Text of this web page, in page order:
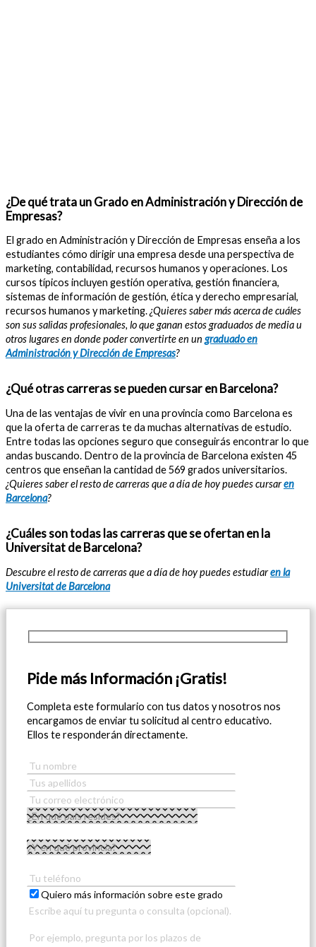
¿De qué trata un Grado en Administración y Dirección de
Empresas?
El grado en Administración y Dirección de Empresas enseña a los
estudiantes cómo dirigir una empresa desde una perspectiva de
marketing, contabilidad, recursos humanos y operaciones. Los
cursos típicos incluyen gestión operativa, gestión financiera,
sistemas de información de gestión, ética y derecho empresarial,
recursos humanos y marketing.¿Quieres saber más acerca de cuáles
son sus salidas profesionales, lo que ganan estos graduados de media u
otros lugares en donde poder convertirte en un graduado en
Administración y Dirección de Empresas?
¿Qué otras carreras se pueden cursar en Barcelona?
Una de las ventajas de vivir en una provincia como Barcelona es
que la oferta de carreras te da muchas alternativas de estudio.
Entre todas las opciones seguro que conseguirás encontrar lo que
andas buscando. Dentro de la provincia de Barcelona existen 45
centros que enseñan la cantidad de 569 grados universitarios.
¿Quieres saber el resto de carreras que a día de hoy puedes cursaren
Barcelona?
¿Cuáles son todas las carreras que se ofertan en la
Universitat de Barcelona?
Descubre el resto de carreras que a día de hoy puedes estudiaren la
Universitat de Barcelona
Pide más Información ¡Gratis!
Completa este formulario con tus datos y nosotros nos
encargamos de enviar tu solicitud al centro educativo.
Ellos te responderán directamente.
Quiero más información sobre este grado